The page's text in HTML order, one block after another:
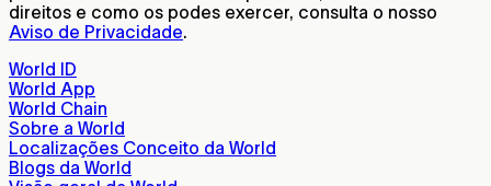
direitos e como os podes exercer, consulta o nosso
Aviso de Privacidade.
World ID
World App
World Chain
Sobre a World
Localizações Conceito da World
Blogs da World